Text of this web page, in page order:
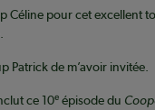
Céline pour cet excellent
Patrick de m’avoir invitée.
ce 10ᵉ épisode du